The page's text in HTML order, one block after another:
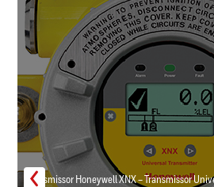
Transmissor Honeywell XNX – Transmissor